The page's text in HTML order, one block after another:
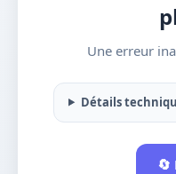
Une erreur
Détails
🔄